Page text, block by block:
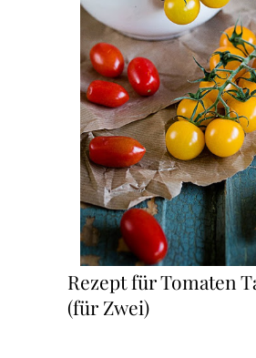
Rezept für Tomaten
(für Zwei)